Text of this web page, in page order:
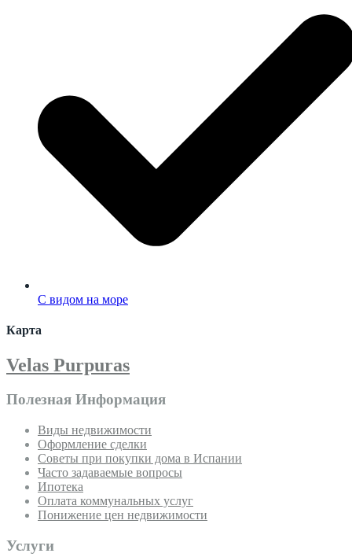
С видом на море
Карта
Velas Purpuras
Полезная Информация
Виды недвижимости
Оформление сделки
Советы при покупки дома в Испании
Часто задаваемые вопросы
Ипотека
Оплата коммунальных услуг
Понижение цен недвижимости
Услуги